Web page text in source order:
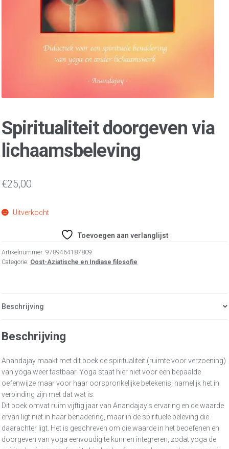
Spiritualiteit doorgeven via
lichaamsbeleving
€25,00
Uitverkocht
Toevoegen aan verlanglijst
Artikelnummer: 9789464187809
Categorie: Oost-Aziatische en Indiase filosofie
Beschrijving
Beschrijving
Anandajay maakt met dit boek de spiritualiteit (ruimte voor verzoening)
van yoga weer tastbaar. Yoga staat hier niet voor een bepaalde
oefenwijze maar voor haar oorspronkelijke betekenis, namelijk het in
verbinding zijn met dat wat is.
Dit boek omvat ruim vijftig jaar van Anandajay’s ervaring en de waarde
ervan ligt niet in haar benadering, maar in de spirituele beleving die
daarachter ligt. Het is geschreven om die waarde in het beoefenen en
doorgeven van yoga eenvoudig te kunnen integreren, zodat yoga de